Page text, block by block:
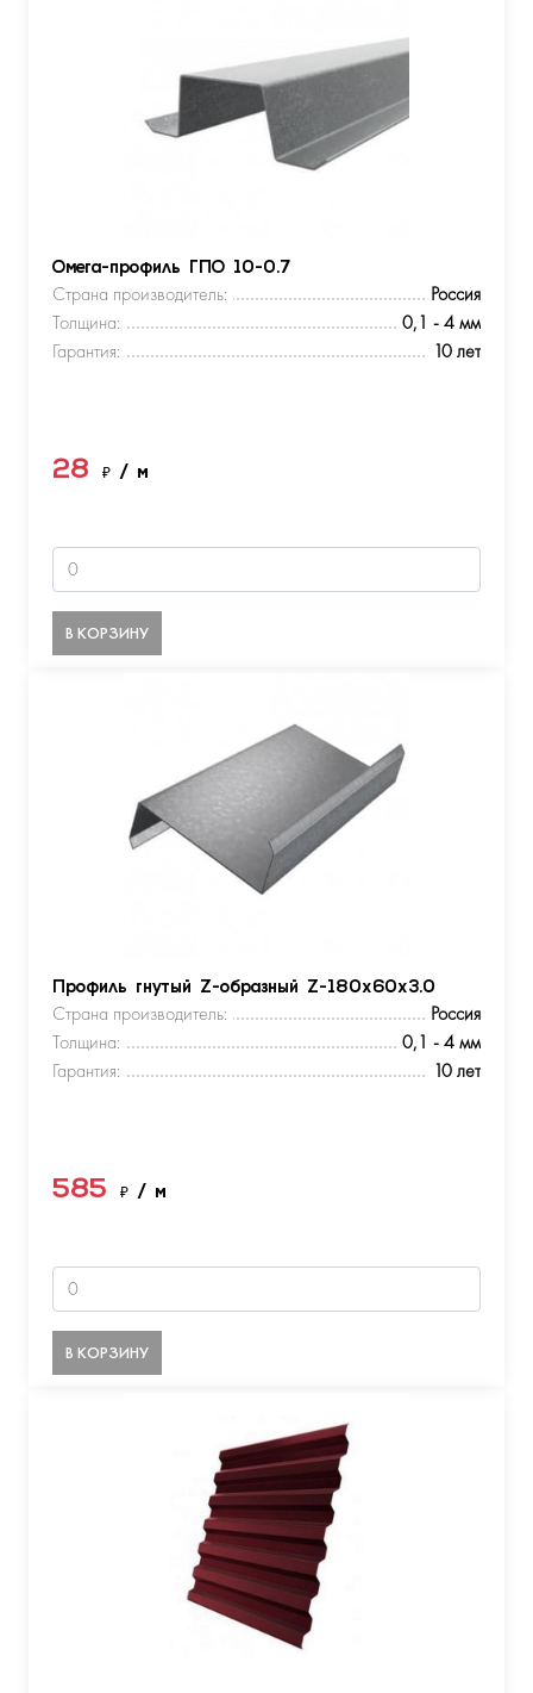
Омега-профиль ГПО 10-0.7
Страна производитель:
Россия
Толщина:
0,1 - 4 мм
Гарантия:
10 лет
28 ₽ / м
В КОРЗИНУ
Профиль гнутый Z-образный Z-180х60х3.0
Страна производитель:
Россия
Толщина:
0,1 - 4 мм
Гарантия:
10 лет
585 ₽ / м
В КОРЗИНУ